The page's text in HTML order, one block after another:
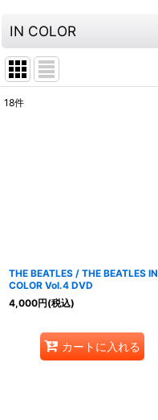
IN COLOR
18件
THE BEATLES / THE BEATLES IN
COLOR Vol.4 DVD
4,000円(税込)
カートに入れる